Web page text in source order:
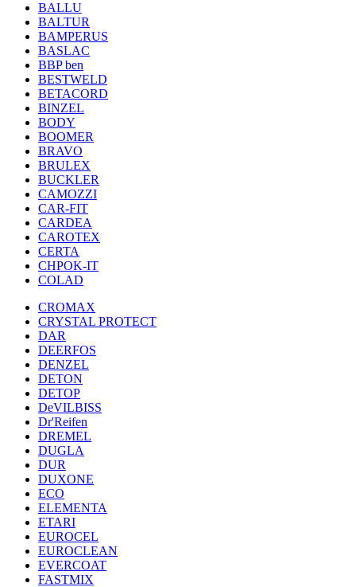
BALLU
BALTUR
BAMPERUS
BASLAC
BBP ben
BESTWELD
BETACORD
BINZEL
BODY
BOOMER
BRAVO
BRULEX
BUCKLER
CAMOZZI
CAR-FIT
CARDEA
CAROTEX
CERTA
CHPOK-IT
COLAD
CROMAX
CRYSTAL PROTECT
DAR
DEERFOS
DENZEL
DETON
DETOP
DeVILBISS
Dr'Reifen
DREMEL
DUGLA
DUR
DUXONE
ECO
ELEMENTA
ETARI
EUROCEL
EUROCLEAN
EVERCOAT
FASTMIX